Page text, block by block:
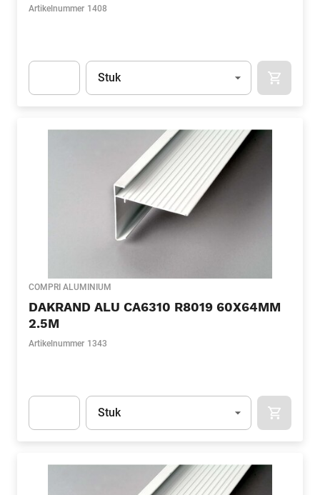
Artikelnummer 1408
Eenheid
Stuk
COMPRI ALUMINIUM
DAKRAND ALU CA6310 R8019 60X64MM
2.5M
Artikelnummer 1343
Eenheid
Stuk